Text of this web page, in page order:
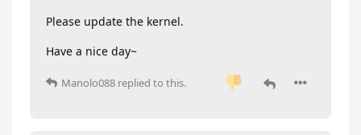
Please update the kernel.
Have a nice day~
Manolo088 replied to this.